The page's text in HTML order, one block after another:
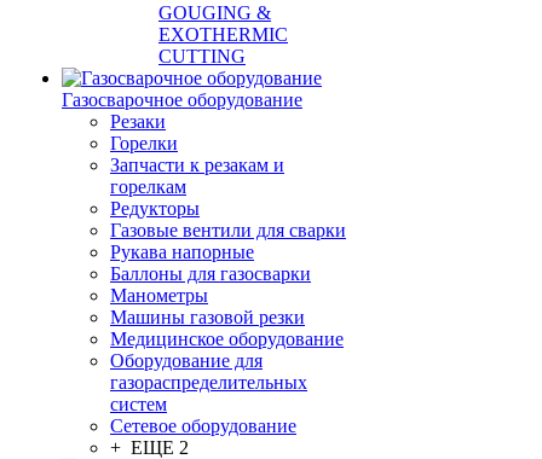
GOUGING &
EXOTHERMIC
CUTTING
Газосварочное оборудование
Резаки
Горелки
Запчасти к резакам и
горелкам
Редукторы
Газовые вентили для сварки
Рукава напорные
Баллоны для газосварки
Манометры
Машины газовой резки
Медицинское оборудование
Оборудование для
газораспределительных
систем
Сетевое оборудование
+ ЕЩЕ 2